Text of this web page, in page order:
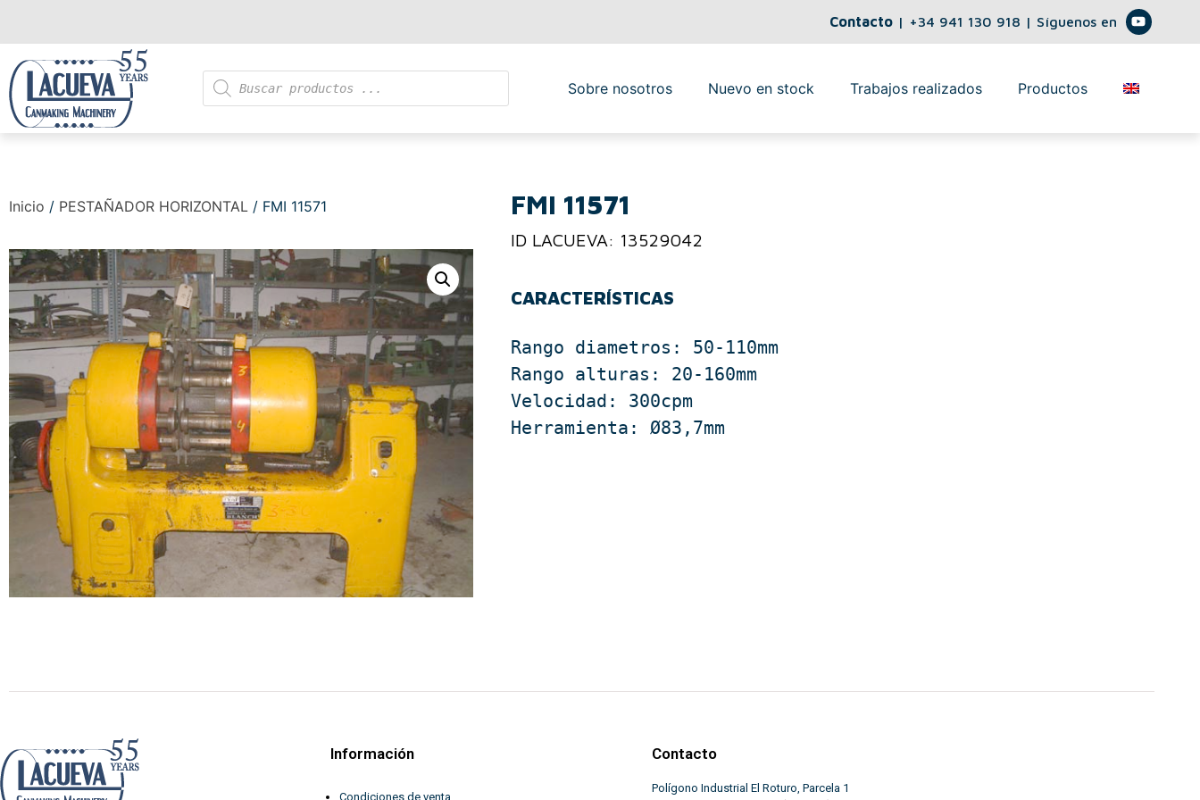
Contacto | +34 941 130 918 | Síguenos en
Sobre nosotros Nuevo en stock Trabajos realizados Productos
Inicio / PESTAÑADOR HORIZONTAL / FMI 11571 FMI 11571
ID LACUEVA: 13529042
CARACTERÍSTICAS
Rango diametros: 50-110mm
Rango alturas: 20-160mm
Velocidad: 300cpm
Herramienta: Ø83,7mm
Información
Condiciones de venta
Contacto
Polígono Industrial El Roturo, Parcela 1